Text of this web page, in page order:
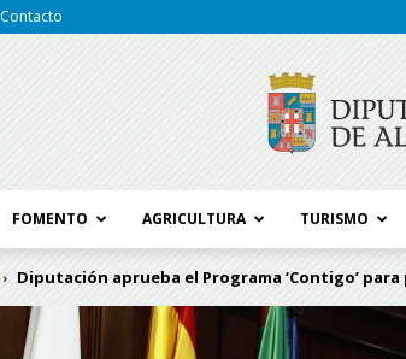
Contacto
FOMENTO AGRICULTURA TURISMO
Diputación aprueba el Programa ‘Contigo’